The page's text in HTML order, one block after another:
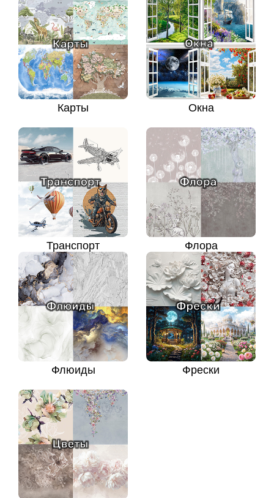
Карты Окна
Транспорт Флора
Флюиды Фрески